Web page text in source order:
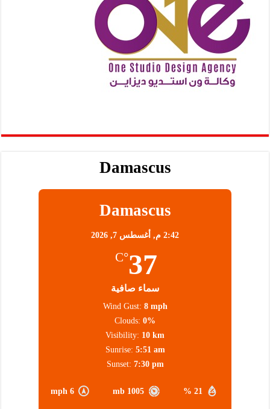
Damascus
Damascus
2:42 م, أغسطس 7, 2026
37
°C
سماء صافية
21 %
1005 mb
6 mph
Wind Gust: 8 mph
Clouds: 0%
Visibility: 10 km
Sunrise: 5:51 am
Sunset: 7:30 pm